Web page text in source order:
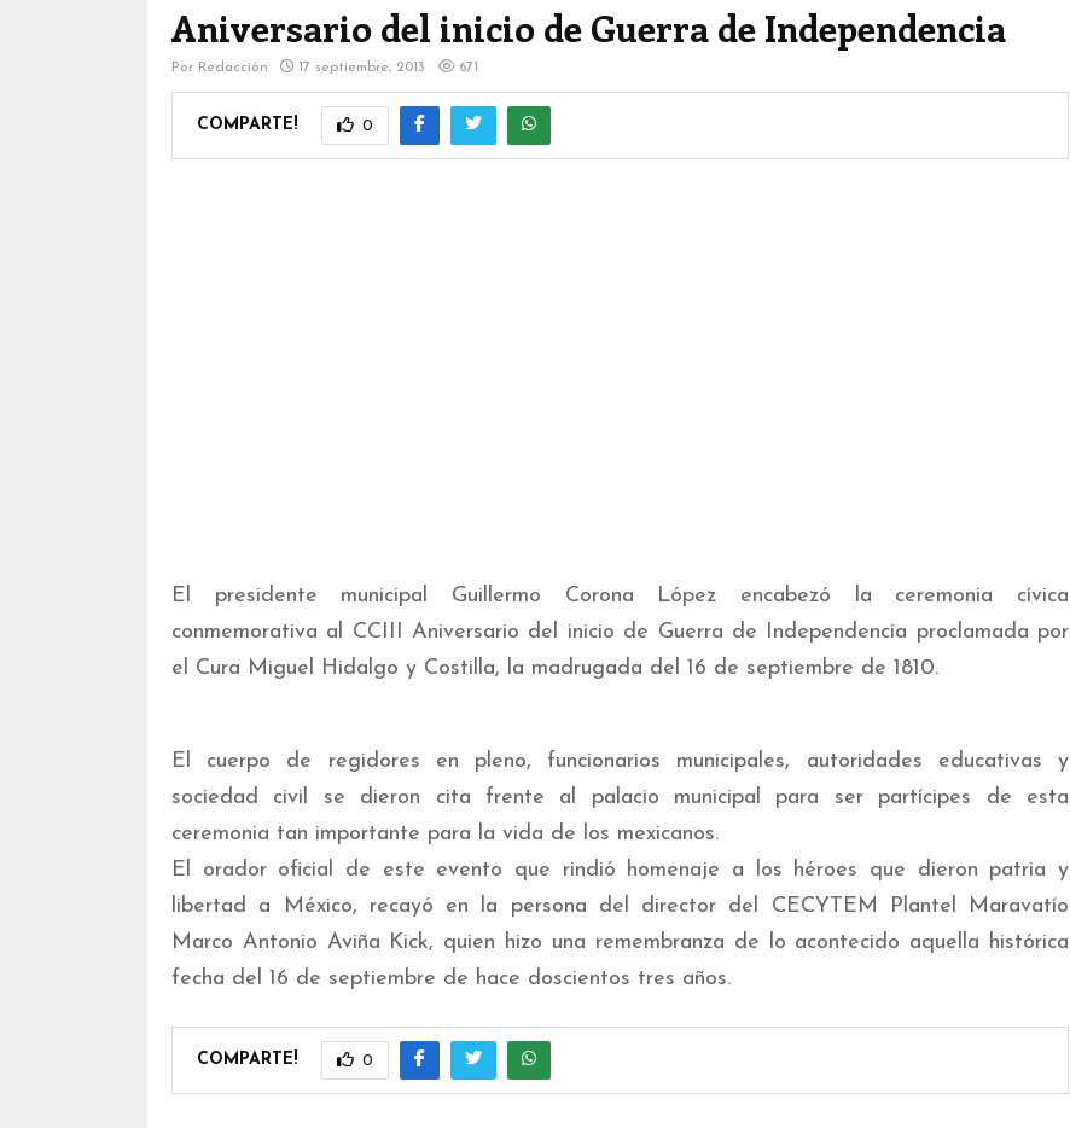
Aniversario del inicio de Guerra de Independencia
Por Redacción 17 septiembre, 2013 671
COMPARTE! 0
El presidente municipal Guillermo Corona López encabezó la ceremonia cívica
conmemorativa al CCIII Aniversario del inicio de Guerra de Independencia proclamada por
el Cura Miguel Hidalgo y Costilla, la madrugada del 16 de septiembre de 1810.
El cuerpo de regidores en pleno, funcionarios municipales, autoridades educativas y
sociedad civil se dieron cita frente al palacio municipal para ser partícipes de esta
ceremonia tan importante para la vida de los mexicanos.
El orador oficial de este evento que rindió homenaje a los héroes que dieron patria y
libertad a México, recayó en la persona del director del CECYTEM Plantel Maravatío
Marco Antonio Aviña Kick, quien hizo una remembranza de lo acontecido aquella histórica
fecha del 16 de septiembre de hace doscientos tres años.
COMPARTE! 0